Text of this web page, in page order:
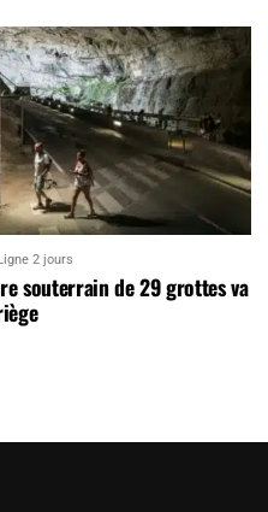
2 jours
souterrain de 29 grottes va